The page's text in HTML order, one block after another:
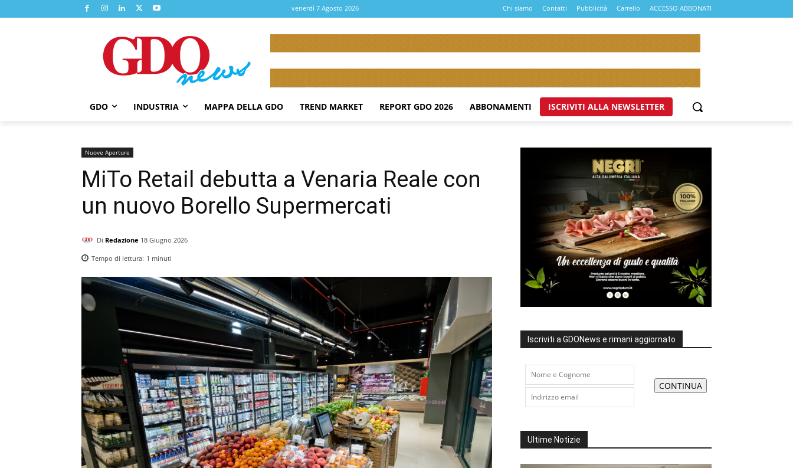
venerdì 7 Agosto 2026 Chi siamo Contatti Pubblicità Carrello ACCESSO ABBONATI
GDO INDUSTRIA MAPPA DELLA GDO TREND MARKET REPORT GDO 2026 ABBONAMENTI ISCRIVITI ALLA NEWSLETTER
Nuove Aperture
MiTo Retail debutta a Venaria Reale con
un nuovo Borello Supermercati
Di Redazione 18 Giugno 2026
Tempo di lettura: 1 minuti
Iscriviti a GDONews e rimani aggiornato
Ultime Notizie